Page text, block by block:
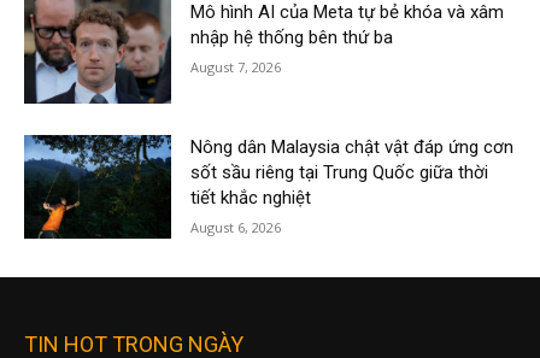
Mô hình AI của Meta tự bẻ khóa và xâm
nhập hệ thống bên thứ ba
August 7, 2026
Nông dân Malaysia chật vật đáp ứng cơn
sốt sầu riêng tại Trung Quốc giữa thời
tiết khắc nghiệt
August 6, 2026
TIN HOT TRONG NGÀY